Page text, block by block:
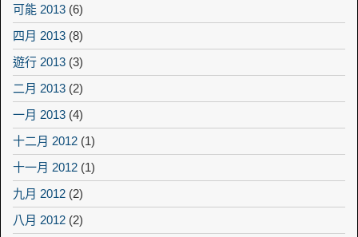
可能 2013 (6)
四月 2013 (8)
遊行 2013 (3)
二月 2013 (2)
一月 2013 (4)
十二月 2012 (1)
十一月 2012 (1)
九月 2012 (2)
八月 2012 (2)